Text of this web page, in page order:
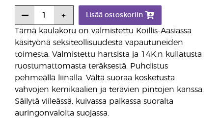
Tämä kaulakoru on valmistettu Koillis-Aasiassa
käsityönä seksiteollisuudesta vapautuneiden
toimesta. Valmistettu hartsista ja 14K:n kullatusta
ruostumattomasta teräksestä. Puhdistus
pehmeällä liinalla. Vältä suoraa kosketusta
vahvojen kemikaalien ja terävien pintojen kanssa.
Säilytä viileässä, kuivassa paikassa suoralta
auringonvalolta suojassa.
Lisää ostoskoriin